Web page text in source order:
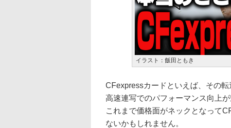
イラスト：飯田ともき
CFexpressカードといえば、その
高速連写でのパフォーマンス向上
これまで価格面がネックとなって
ないかもしれません。